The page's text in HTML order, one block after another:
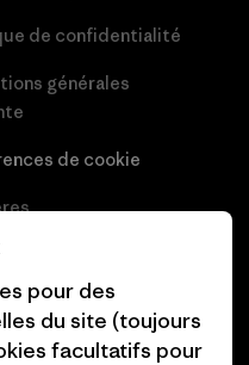
de confidentialité
générales
de cookie
et media
program
d’affiliation
pour des
du site (toujours
facultatifs pour